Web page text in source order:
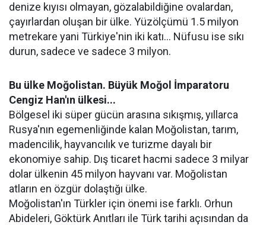
denize kıyısı olmayan, gözalabildiğine ovalardan,
çayırlardan oluşan bir ülke. Yüzölçümü 1.5 milyon
metrekare yani Türkiye'nin iki katı... Nüfusu ise sıkı
durun, sadece ve sadece 3 milyon.
Bu ülke Moğolistan. Büyük Moğol İmparatoru
Cengiz Han'ın ülkesi...
Bölgesel iki süper gücün arasına sıkışmış, yıllarca
Rusya'nın egemenliğinde kalan Moğolistan, tarım,
madencilik, hayvancılık ve turizme dayalı bir
ekonomiye sahip. Dış ticaret hacmi sadece 3 milyar
dolar ülkenin 45 milyon hayvanı var. Moğolistan
atların en özgür dolaştığı ülke.
Moğolistan'ın Türkler için önemi ise farklı. Orhun
Abideleri, Göktürk Anıtları ile Türk tarihi açısından da